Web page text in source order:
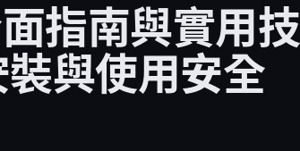
指南與實用技
與使用安全